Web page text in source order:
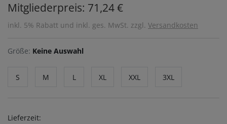
Mitgliederpreis: 71,24 €
inkl. 5% Rabatt und inkl. ges. MwSt. zzgl. Versandkosten
Größe: Keine Auswahl
S M L XL XXL 3XL
Lieferzeit: